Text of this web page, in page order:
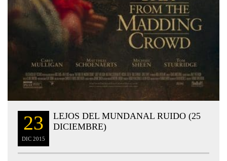
23
DIC 2015
LEJOS DEL MUNDANAL RUIDO (25
DICIEMBRE)